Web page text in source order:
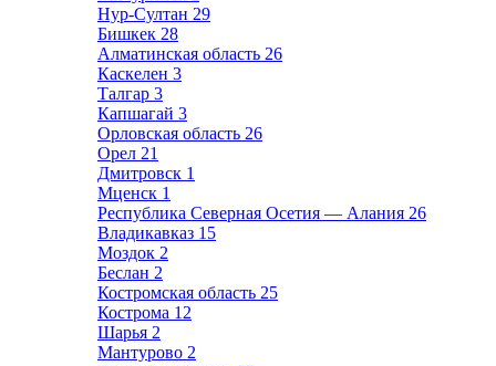
Нур-Султан 29
Бишкек 28
Алматинская область 26
Каскелен 3
Талгар 3
Капшагай 3
Орловская область 26
Орел 21
Дмитровск 1
Мценск 1
Республика Северная Осетия — Алания 26
Владикавказ 15
Моздок 2
Беслан 2
Костромская область 25
Кострома 12
Шарья 2
Мантурово 2